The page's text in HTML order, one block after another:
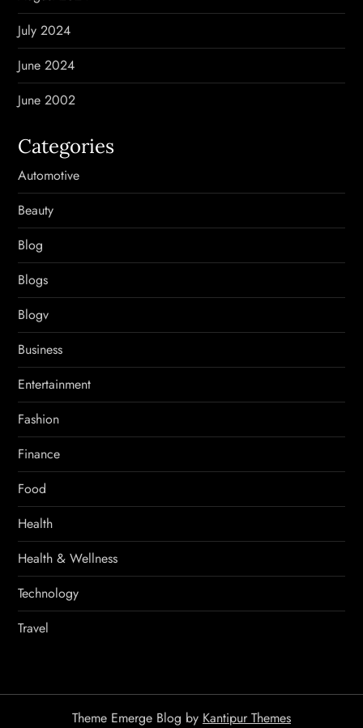
July 2024
June 2024
June 2002
Categories
Automotive
Beauty
Blog
Blogs
Blogv
Business
Entertainment
Fashion
Finance
Food
Health
Health & Wellness
Technology
Travel
Theme Emerge Blog by Kantipur Themes